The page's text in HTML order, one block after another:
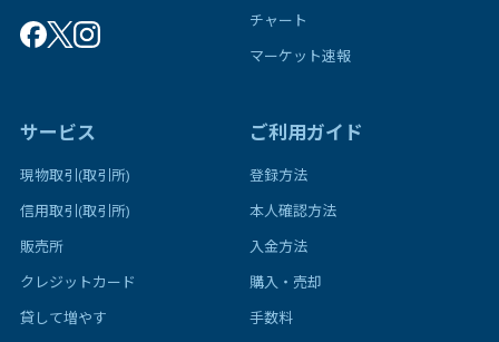
チャート
マーケット速報
サービス
現物取引(取引所)
信用取引(取引所)
販売所
クレジットカード
貸して増やす
ご利用ガイド
登録方法
本人確認方法
入金方法
購入・売却
手数料